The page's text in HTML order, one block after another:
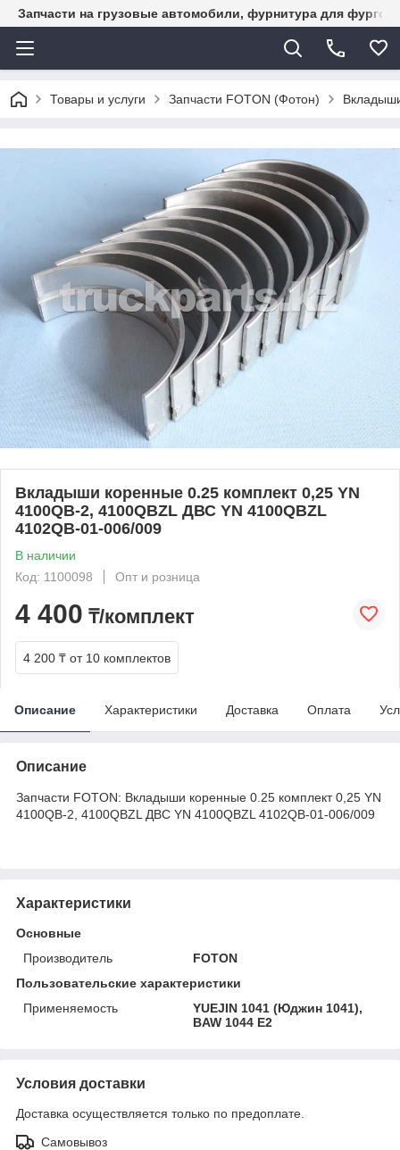
Запчасти на грузовые автомобили, фурнитура для
Товары и услуги Запчасти FOTON (Фотон)
Вкладыши коренные 0.25 комплект 0,25 YN
4100QB-2, 4100QBZL ДВС YN 4100QBZL
4102QB-01-006/009
В наличии
Код: 1100098
Опт и розница
4 400 ₸/комплект
4 200 ₸ от 10 комплектов
Описание Характеристики Доставка Оплата
Описание
Запчасти FOTON: Вкладыши коренные 0.25 комплект 0,25 YN
4100QB-2, 4100QBZL ДВС YN 4100QBZL 4102QB-01-006/009
Характеристики
Основные
Производитель
FOTON
Пользовательские характеристики
Применяемость
YUEJIN 1041 (Юджин 1041),
BAW 1044 E2
Условия доставки
Доставка осуществляется только по предоплате.
Самовывоз